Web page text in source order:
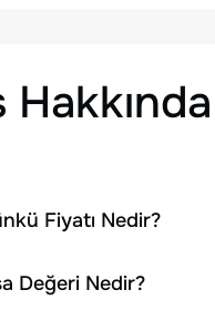
Fiyatı Nedir?
Değeri Nedir?